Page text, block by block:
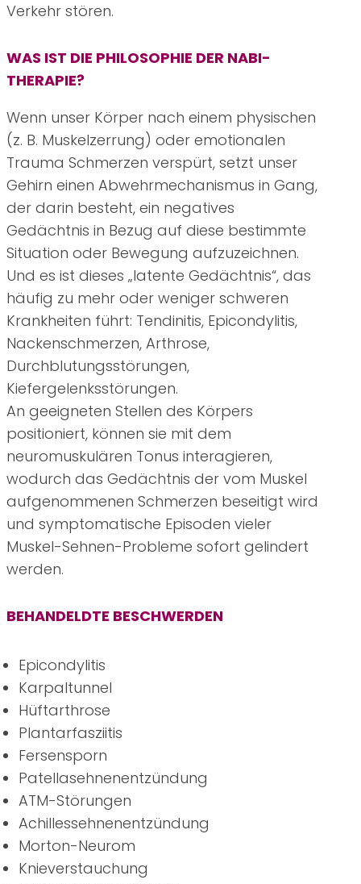
Verkehr stören.
WAS IST DIE PHILOSOPHIE DER NABI-
THERAPIE?
Wenn unser Körper nach einem physischen
(z. B. Muskelzerrung) oder emotionalen
Trauma Schmerzen verspürt, setzt unser
Gehirn einen Abwehrmechanismus in Gang,
der darin besteht, ein negatives
Gedächtnis in Bezug auf diese bestimmte
Situation oder Bewegung aufzuzeichnen.
Und es ist dieses „latente Gedächtnis“, das
häufig zu mehr oder weniger schweren
Krankheiten führt: Tendinitis, Epicondylitis,
Nackenschmerzen, Arthrose,
Durchblutungsstörungen,
Kiefergelenksstörungen.
An geeigneten Stellen des Körpers
positioniert, können sie mit dem
neuromuskulären Tonus interagieren,
wodurch das Gedächtnis der vom Muskel
aufgenommenen Schmerzen beseitigt wird
und symptomatische Episoden vieler
Muskel-Sehnen-Probleme sofort gelindert
werden.
BEHANDELDTE BESCHWERDEN
Epicondylitis
Karpaltunnel
Hüftarthrose
Plantarfasziitis
Fersensporn
Patellasehnenentzündung
ATM-Störungen
Achillessehnenentzündung
Morton-Neurom
Knieverstauchung